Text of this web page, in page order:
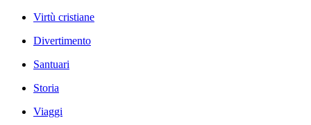
Virtù cristiane
Divertimento
Santuari
Storia
Viaggi